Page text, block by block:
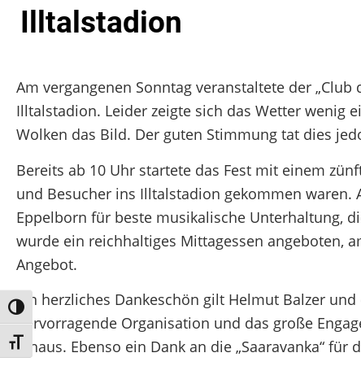
Umschalten auf hohe Kontraste
Schrift vergrößern
Illtalstadion
Am vergangenen Sonntag veranstaltete der
Illtalstadion. Leider zeigte sich das Wetter wenig
Wolken das Bild. Der guten Stimmung tat dies
Bereits ab 10 Uhr startete das Fest mit einem
und Besucher ins Illtalstadion gekommen waren.
Eppelborn für beste musikalische Unterhaltung,
wurde ein reichhaltiges Mittagessen angeboten,
Angebot.
Ein herzliches Dankeschön gilt Helmut Balzer
hervorragende Organisation und das große
hinaus. Ebenso ein Dank an die „Saaravanka“